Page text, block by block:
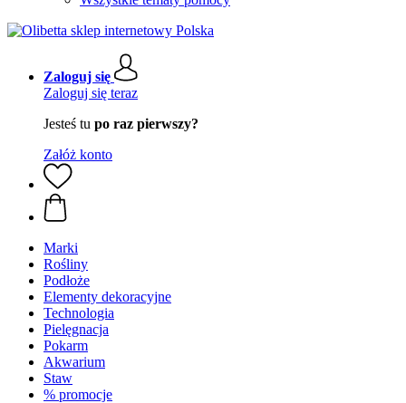
Zaloguj się
Zaloguj się teraz
Jesteś tu po raz pierwszy?
Załóż konto
Marki
Rośliny
Podłoże
Elementy dekoracyjne
Technologia
Pielęgnacja
Pokarm
Akwarium
Staw
% promocje